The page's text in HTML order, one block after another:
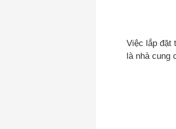
Việc lắp đặt
là nhà cung